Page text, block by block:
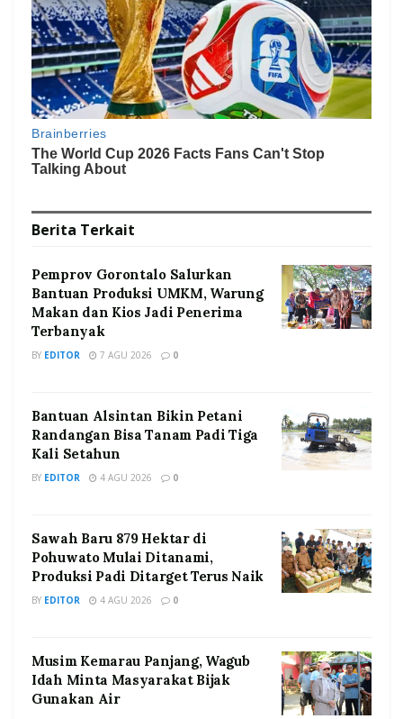
Berita Terkait
Pemprov Gorontalo Salurkan
Bantuan Produksi UMKM, Warung
Makan dan Kios Jadi Penerima
Terbanyak
BY EDITOR 7 AGU 2026 0
Bantuan Alsintan Bikin Petani
Randangan Bisa Tanam Padi Tiga
Kali Setahun
BY EDITOR 4 AGU 2026 0
Sawah Baru 879 Hektar di
Pohuwato Mulai Ditanami,
Produksi Padi Ditarget Terus Naik
BY EDITOR 4 AGU 2026 0
Musim Kemarau Panjang, Wagub
Idah Minta Masyarakat Bijak
Gunakan Air